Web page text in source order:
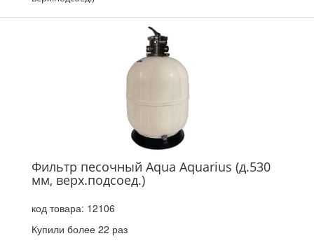
Фильтр песочный Aqua Aquarius (д.530
мм, верх.подсоед.)
код товара: 12106
Купили более 22 раз